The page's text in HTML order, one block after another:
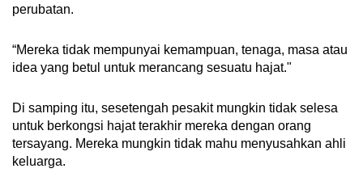
perubatan.
“Mereka tidak mempunyai kemampuan, tenaga, masa atau
idea yang betul untuk merancang sesuatu hajat."
Di samping itu, sesetengah pesakit mungkin tidak selesa
untuk berkongsi hajat terakhir mereka dengan orang
tersayang. Mereka mungkin tidak mahu menyusahkan ahli
keluarga.